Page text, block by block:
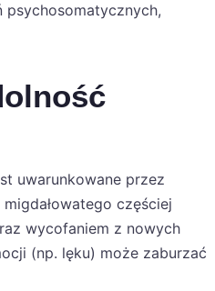
psychosomatycznych,
uwarunkowane przez
częściej
wycofaniem z nowych
(np. lęku) może zaburzać